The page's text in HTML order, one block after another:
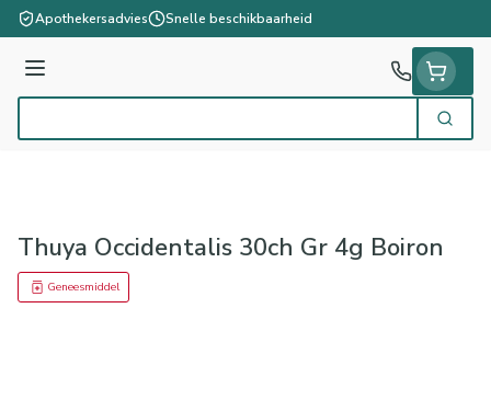
Ga naar de inhoud
Apothekersadvies Snelle beschikbaarheid
Menu
Zoek
Thuya Occidentalis 30ch Gr 4g Boiron
Geneesmiddel